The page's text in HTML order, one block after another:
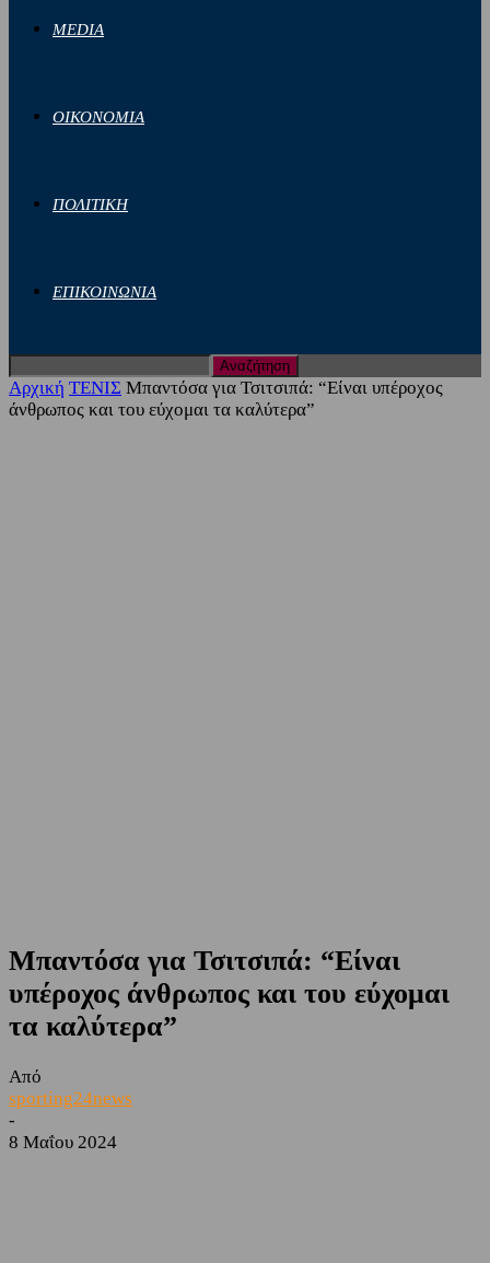
MEDIA
ΟΙΚΟΝΟΜΙΑ
ΠΟΛΙΤΙΚΗ
ΕΠΙΚΟΙΝΩΝΙΑ
Αρχική ΤΕΝΙΣ Μπαντόσα για Τσιτσιπά: “Είναι υπέροχος
άνθρωπος και του εύχομαι τα καλύτερα”
Μπαντόσα για Τσιτσιπά: “Είναι
υπέροχος άνθρωπος και του εύχομαι
τα καλύτερα”
Από
sporting24news
-
8 Μαΐου 2024